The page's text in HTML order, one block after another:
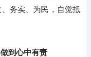
务实、为民，自觉抵
到心中有责